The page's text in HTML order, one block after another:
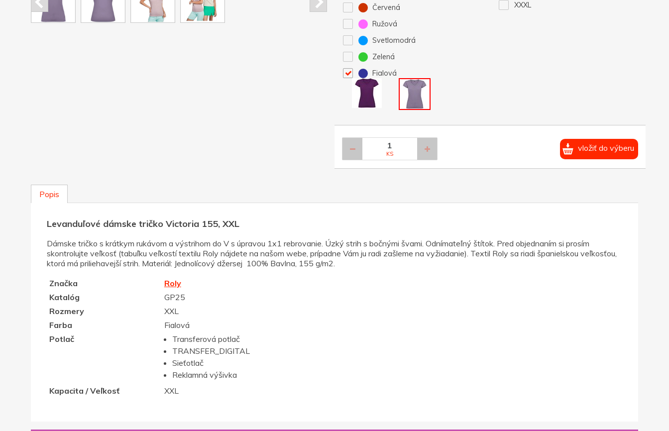
Červená
Ružová
Svetlomodrá
Zelená
Fialová
XXXL
KS
vložiť do výberu
Popis
Levanduľové dámske tričko Victoria 155, XXL
Dámske tričko s krátkym rukávom a výstrihom do V s úpravou 1x1 rebrovanie. Úzký strih s bočnými švami. Odnímateľný štítok. Pred objednaním si prosím
skontrolujte veľkosť (tabuľku veľkostí textilu Roly nájdete na našom webe, prípadne Vám ju radi zašleme na vyžiadanie). Textil Roly sa riadi španielskou veľkosťou,
ktorá má priliehavejší strih. Materiál: Jednolícový džersej 100% Bavlna, 155 g/m2.
Značka
Roly
Katalóg
GP25
Rozmery
XXL
Farba
Fialová
Potlač
Transferová potlač
TRANSFER_DIGITAL
Sieťotlač
Reklamná výšivka
Kapacita / Veľkosť
XXL